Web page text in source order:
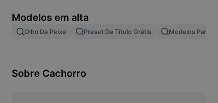
Mesclar imagens
Redimensionar Imagem
Modelos em alta
Olho De Peixe Preset De Título Grátis Modelos Para
Sobre Cachorro